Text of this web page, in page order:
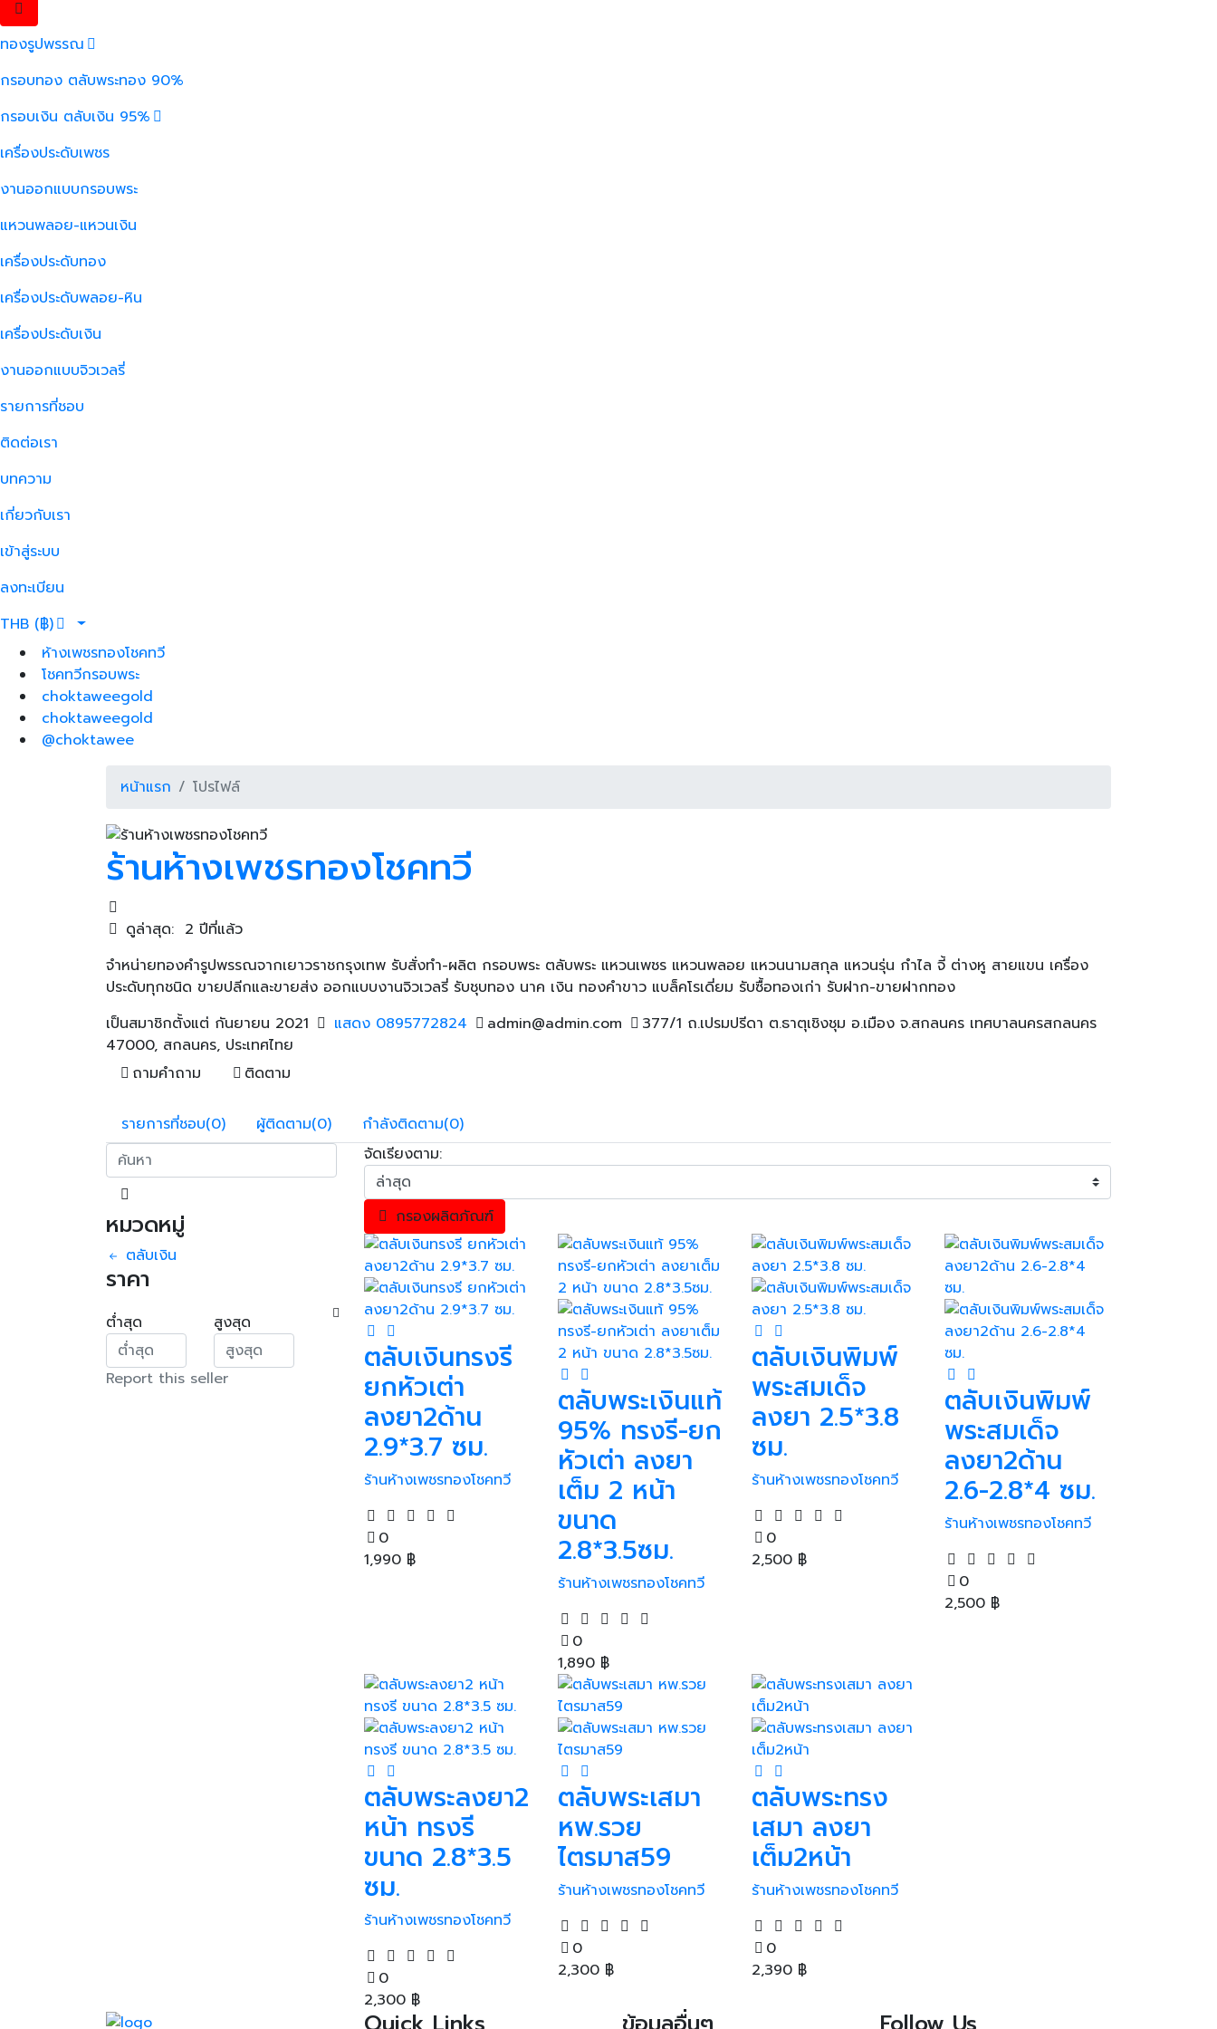
ทองรูปพรรณ
กรอบทอง ตลับพระทอง 90%
กรอบเงิน ตลับเงิน 95%
เครื่องประดับเพชร
งานออกแบบกรอบพระ
แหวนพลอย-แหวนเงิน
เครื่องประดับทอง
เครื่องประดับพลอย-หิน
เครื่องประดับเงิน
งานออกแบบจิวเวลรี่
รายการที่ชอบ
ติดต่อเรา
บทความ
เกี่ยวกับเรา
เข้าสู่ระบบ
ลงทะเบียน
THB (฿)
ห้างเพชรทองโชคทวี
โชคทวีกรอบพระ
choktaweegold
choktaweegold
@choktawee
หน้าแรก โปรไฟล์
ร้านห้างเพชรทองโชคทวี
ดูล่าสุด: 2 ปีที่แล้ว
จำหน่ายทองคำรูปพรรณจากเยาวราชกรุงเทพ รับสั่งทำ-ผลิต กรอบพระ ตลับพระ แหวนเพชร แหวนพลอย แหวนนามสกุล แหวนรุ่น กำไล จี้ ต่างหู สายแขน เครื่อง
ประดับทุกชนิด ขายปลีกและขายส่ง ออกแบบงานจิวเวลรี่ รับชุบทอง นาค เงิน ทองคำขาว แบล็คโรเดี่ยม รับซื้อทองเก่า รับฝาก-ขายฝากทอง
เป็นสมาชิกตั้งแต่ กันยายน 2021
แสดง 0895772824 admin@admin.com
377/1 ถ.เปรมปรีดา ต.ธาตุเชิงชุม อ.เมือง จ.สกลนคร เทศบาลนครสกลนคร
47000, สกลนคร, ประเทศไทย
ถามคำถาม
ติดตาม
รายการที่ชอบ(0) ผู้ติดตาม(0) กำลังติดตาม(0)
หมวดหมู่
ตลับเงิน
ราคา
ต่ำสุด สูงสุด
Report this seller
จัดเรียงตาม:
กรองผลิตภัณฑ์
ตลับเงินทรงรี
ยกหัวเต่า
ลงยา2ด้าน
2.9*3.7 ซม.
ร้านห้างเพชรทองโชคทวี
0
1,990 ฿
ตลับพระเงินแท้
95% ทรงรี-ยก
หัวเต่า ลงยา
เต็ม 2 หน้า
ขนาด
2.8*3.5ซม.
ร้านห้างเพชรทองโชคทวี
0
1,890 ฿
ตลับเงินพิมพ์
พระสมเด็จ
ลงยา 2.5*3.8
ซม.
ร้านห้างเพชรทองโชคทวี
0
2,500 ฿
ตลับเงินพิมพ์
พระสมเด็จ
ลงยา2ด้าน
2.6-2.8*4 ซม.
ร้านห้างเพชรทองโชคทวี
0
2,500 ฿
ตลับพระลงยา2
หน้า ทรงรี
ขนาด 2.8*3.5
ซม.
ร้านห้างเพชรทองโชคทวี
0
2,300 ฿
ตลับพระเสมา
หพ.รวย
ไตรมาส59
ร้านห้างเพชรทองโชคทวี
0
2,300 ฿
ตลับพระทรง
เสมา ลงยา
เต็ม2หน้า
ร้านห้างเพชรทองโชคทวี
0
2,390 ฿